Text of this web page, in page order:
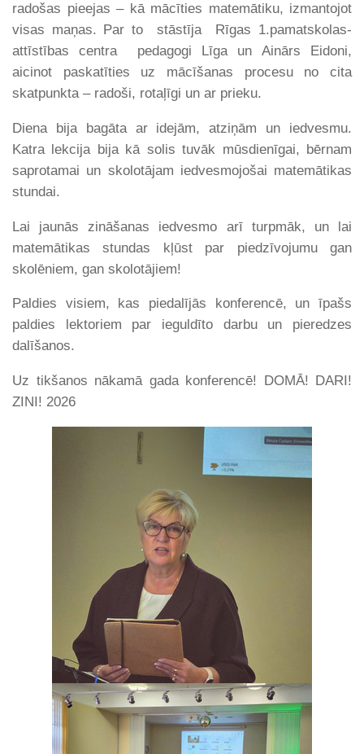
radošas pieejas – kā mācīties matemātiku, izmantojot
visas maņas. Par to stāstīja Rīgas 1.pamatskolas-
attīstības centra pedagogi Līga un Ainārs Eidoni,
aicinot paskatīties uz mācīšanas procesu no cita
skatpunkta – radoši, rotaļīgi un ar prieku.
Diena bija bagāta ar idejām, atziņām un iedvesmu.
Katra lekcija bija kā solis tuvāk mūsdienīgai, bērnam
saprotamai un skolotājam iedvesmojošai matemātikas
stundai.
Lai jaunās zināšanas iedvesmo arī turpmāk, un lai
matemātikas stundas kļūst par piedzīvojumu gan
skolēniem, gan skolotājiem!
Paldies visiem, kas piedalījās konferencē, un īpašs
paldies lektoriem par ieguldīto darbu un pieredzes
dalīšanos.
Uz tikšanos nākamā gada konferencē! DOMĀ! DARI!
ZINI! 2026